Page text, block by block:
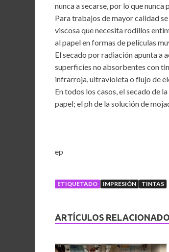
nunca a secarse, por lo que
Para trabajos de mayor calidad
viscosa que necesita rodillos
al papel en formas de películas
El secado por radiación apunta a
superficies no absorbentes con
infrarroja, ultravioleta o flujo de
En todos los casos, el secado de
papel; el ph de la solución de
ep
ETIQUETADO IMPRESIÓN TINTAS
ARTÍCULOS